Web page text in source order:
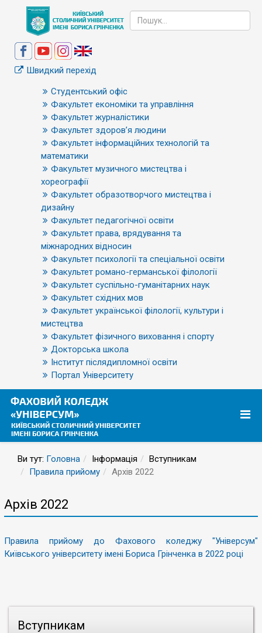
Швидкий перехід
Студентський офіс
Факультет економіки та управління
Факультет журналістики
Факультет здоров’я людини
Факультет інформаційних технологій та
математики
Факультет музичного мистецтва і
хореографії
Факультет образотворчого мистецтва і
дизайну
Факультет педагогічної освіти
Факультет права, врядування та
міжнародних відносин
Факультет психології та спеціальної освіти
Факультет романо-германської філології
Факультет суспільно-гуманітарних наук
Факультет східних мов
Факультет української філології, культури і
мистецтва
Факультет фізичного виховання і спорту
Докторська школа
Інститут післядипломної освіти
Портал Університету
Ви тут: Головна Інформація
Вступникам
Правила прийому
Архів 2022
Вступникам
Архів 2022
Правила прийому до Фахового коледжу "Універсум"
Київського університету імені Бориса Грінченка в 2022 році
ФІНАНСУВАННЯ
ЗДОБУТТЯ
КВАЛІФІКАЦІЙНОГО
РІВНЯ
МОЛОДШОГО